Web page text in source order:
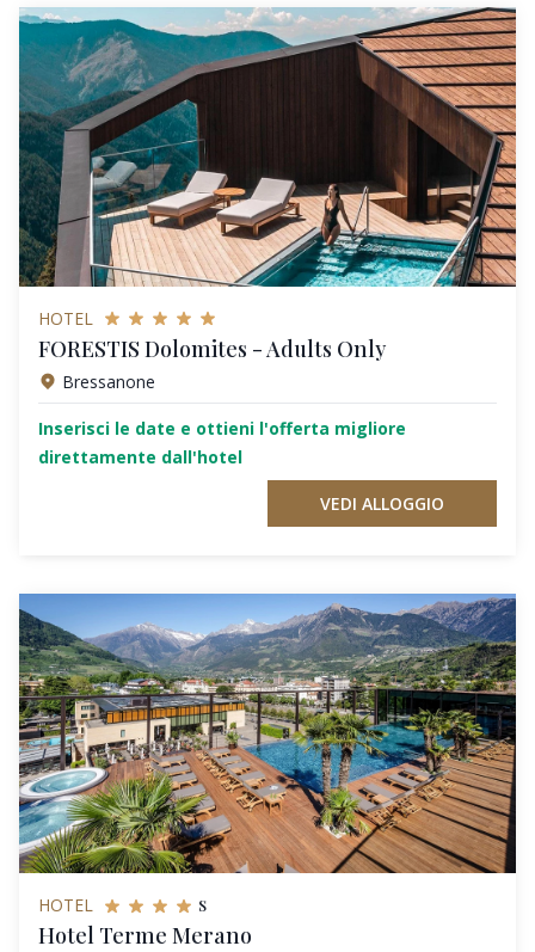
HOTEL
FORESTIS Dolomites - Adults Only
Bressanone
Inserisci le date e ottieni l'offerta migliore
direttamente dall'hotel
VEDI ALLOGGIO
HOTEL s
Hotel Terme Merano